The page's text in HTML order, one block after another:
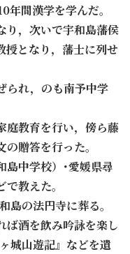
年間漢学を学んだ。
り，次いで宇和島藩侯
授となり，藩士に列せ
られ，のも南予中学
庭教育を行い，傍ら藤
贈答を行った。
島中学校）･愛媛県尋
教えた。
の法円寺に葬る。
ば酒を飲み吟詠を楽し
城山遊記』などを遺